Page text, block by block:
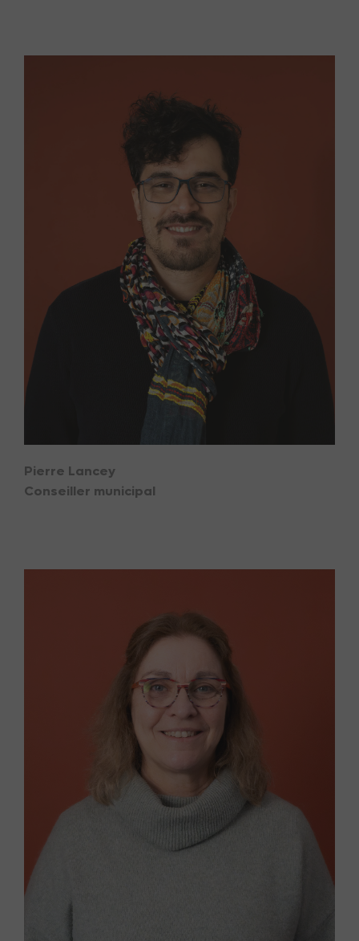
Pierre Lancey
Conseiller municipal